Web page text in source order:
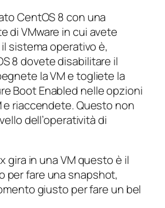
CentOS 8 con una
di VMware in cui avete
sistema operativo è,
8 dovete disabilitare il
la VM e togliete la
Boot Enabled nelle opzioni
e riaccendete. Questo non
dell’operatività di
gira in una VM questo è il
per fare una snapshot,
giusto per fare un bel